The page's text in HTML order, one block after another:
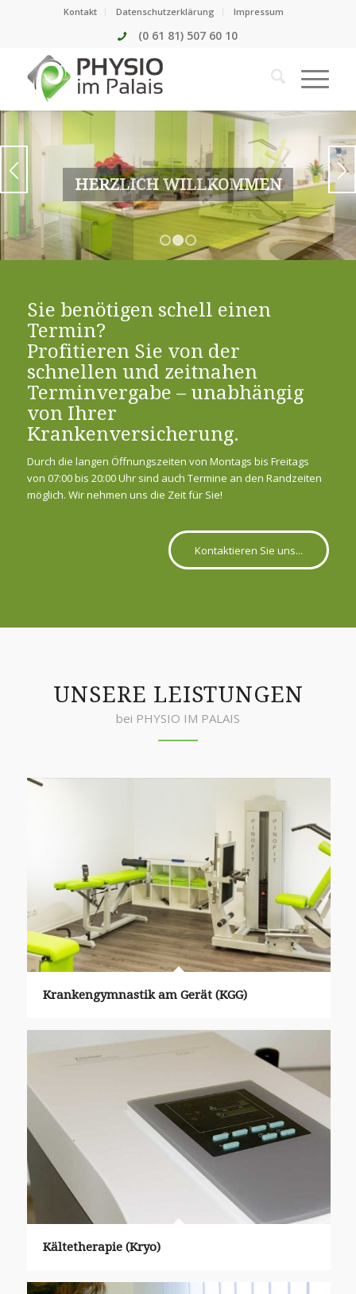
Kontakt Datenschutzerklärung Impressum
(0 61 81) 507 60 10
KRANKENGYMNASTIK AM GERÄT
1 2 3
Sie benötigen schell einen
Termin?
Profitieren Sie von der
schnellen und zeitnahen
Terminvergabe – unabhängig
von Ihrer
Krankenversicherung.
Durch die langen Öffnungszeiten von Montags bis Freitags
von 07:00 bis 20:00 Uhr sind auch Termine an den Randzeiten
möglich. Wir nehmen uns die Zeit für Sie!
Kontaktieren Sie uns...
UNSERE LEISTUNGEN
bei PHYSIO IM PALAIS
Krankengymnastik am Gerät (KGG)
Kältetherapie (Kryo)